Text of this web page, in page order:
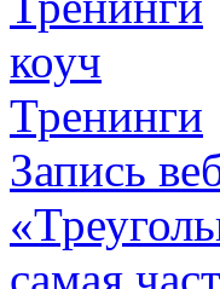
коуч
Тренинги
Запись
самая